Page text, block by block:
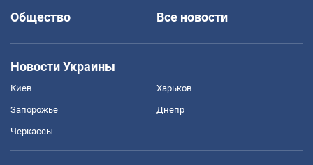
Общество
Все новости
Новости Украины
Киев Харьков
Запорожье Днепр
Черкассы